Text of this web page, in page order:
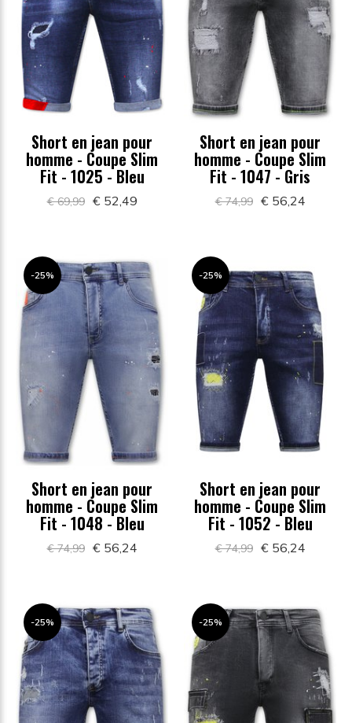
Short en jean pour
homme - Coupe Slim
Fit - 1025 - Bleu
€ 69,99 € 52,49
Short en jean pour
homme - Coupe Slim
Fit - 1047 - Gris
€ 74,99 € 56,24
-25%
Short en jean pour
homme - Coupe Slim
Fit - 1048 - Bleu
€ 74,99 € 56,24
-25%
Short en jean pour
homme - Coupe Slim
Fit - 1052 - Bleu
€ 74,99 € 56,24
-25% -25%